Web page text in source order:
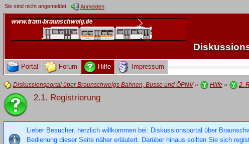
Sie sind nicht angemeldet. Anmelden
Portal Forum Hilfe Impressum
Diskussionsportal über Braunschweigs Bahnen, Busse und ÖPNV» Hilfe» 2.
2.1. Registrierung
Lieber Besucher, herzlich willkommen bei: Diskussionsportal über
Bedienung dieser Seite näher erläutert. Darüber hinaus sollten Sie sich